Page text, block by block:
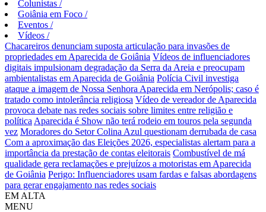
Colunistas /
Goiânia em Foco /
Eventos /
Vídeos /
Chacareiros denunciam suposta articulação para invasões de
propriedades em Aparecida de Goiânia Vídeos de influenciadores
digitais impulsionam degradação da Serra da Areia e preocupam
ambientalistas em Aparecida de Goiânia Polícia Civil investiga
ataque a imagem de Nossa Senhora Aparecida em Nerópolis; caso é
tratado como intolerância religiosa Vídeo de vereador de Aparecida
provoca debate nas redes sociais sobre limites entre religião e
política Aparecida é Show não terá rodeio em touros pela segunda
vez Moradores do Setor Colina Azul questionam derrubada de casa
Com a aproximação das Eleições 2026, especialistas alertam para a
importância da prestação de contas eleitorais Combustível de má
qualidade gera reclamações e prejuízos a motoristas em Aparecida
de Goiânia Perigo: Influenciadores usam fardas e falsas abordagens
para gerar engajamento nas redes sociais
EM ALTA
MENU